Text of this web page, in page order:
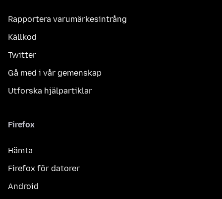
Rapportera varumärkesintrång
Källkod
Twitter
Gå med i vår gemenskap
Utforska hjälpartiklar
Firefox
Hämta
Firefox för datorer
Android